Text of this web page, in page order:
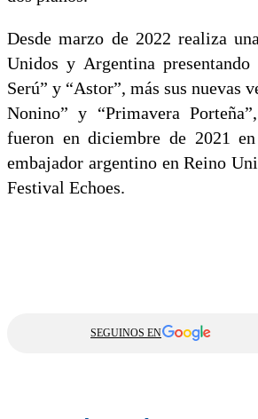
Desde marzo de 2022 realiza
Unidos y Argentina presentando
Serú” y “Astor”, más sus nuevas
Nonino” y “Primavera
fueron en diciembre de 2021
embajador argentino en Reino
Festival Echoes.
SEGUINOS EN